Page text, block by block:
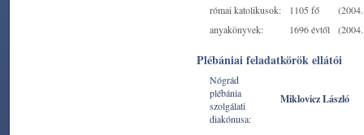
római katolikusok:
1105 fő
anyakönyvek:
1696 évtől
Plébániai feladatkörök ellátói
Nógrád
plébánia
szolgálati
diakónusa:
Miklovicz László